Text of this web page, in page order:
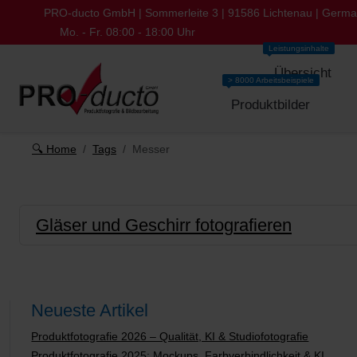
PRO-ducto GmbH | Sommerleite 3 | 91586 Lichtenau |
Mo. - Fr. 08:00 - 18:00 Uhr
Übersicht
Leistungsinhalte
Produktbilder
> 8000 Arbeitsbeispiele
🔍 Home Tags Messer
Gläser und Geschirr fotografieren
Neueste Artikel
Produktfotografie 2026 – Qualität, KI & Studiofotografie